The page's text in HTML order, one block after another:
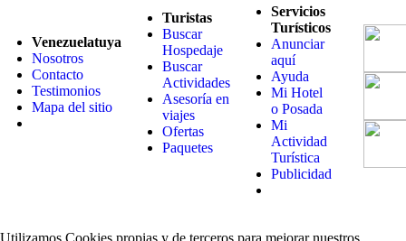
Venezuelatuya
Nosotros
Contacto
Testimonios
Mapa del sitio
Turistas
Buscar
Hospedaje
Buscar
Actividades
Asesoría en
viajes
Ofertas
Paquetes
Servicios
Turísticos
Anunciar
aquí
Ayuda
Mi Hotel
o Posada
Mi
Actividad
Turística
Publicidad
Utilizamos Cookies propias y de terceros para mejorar nuestros